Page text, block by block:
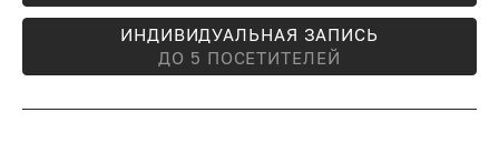
ИНДИВИДУАЛЬНАЯ ЗАПИСЬ
ДО 5 ПОСЕТИТЕЛЕЙ